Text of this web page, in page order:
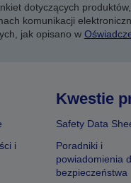
dotyczących
komunikacji
jak opisano w
i
Kwestie
Safety Data
Poradniki i
powiadomienia
bezpieczeństwa